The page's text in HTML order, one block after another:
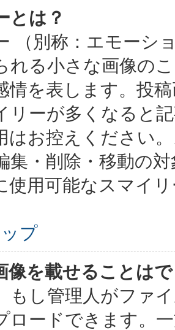
とは？
（別称：エモーシ
れる小さな画像の
情を表します。投
リーが多くなると
はお控えください
集・削除・移動の
使用可能なスマイ
プ
像を載せることは
もし管理人がファ
ロードできます。